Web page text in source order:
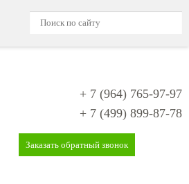
+ 7 (964) 765-97-97
+ 7 (499) 899-87-78
Заказать обратный звонок